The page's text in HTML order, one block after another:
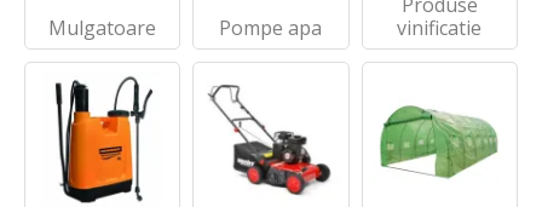
Mulgatoare Pompe apa
vinificatie